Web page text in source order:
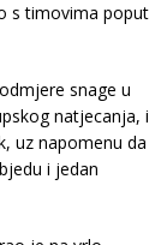
s timovima poput
snage u
natjecanja, i
uz napomenu da
i jedan